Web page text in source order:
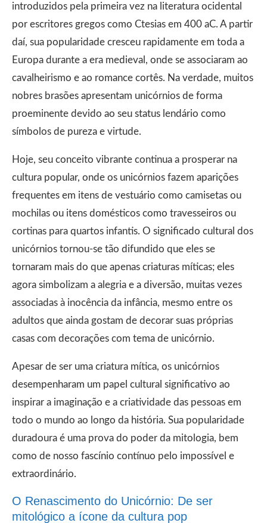
introduzidos pela primeira vez na literatura ocidental
por escritores gregos como Ctesias em 400 aC. A partir
daí, sua popularidade cresceu rapidamente em toda a
Europa durante a era medieval, onde se associaram ao
cavalheirismo e ao romance cortês. Na verdade, muitos
nobres brasões apresentam unicórnios de forma
proeminente devido ao seu status lendário como
símbolos de pureza e virtude.
Hoje, seu conceito vibrante continua a prosperar na
cultura popular, onde os unicórnios fazem aparições
frequentes em itens de vestuário como camisetas ou
mochilas ou itens domésticos como travesseiros ou
cortinas para quartos infantis. O significado cultural dos
unicórnios tornou-se tão difundido que eles se
tornaram mais do que apenas criaturas míticas; eles
agora simbolizam a alegria e a diversão, muitas vezes
associadas à inocência da infância, mesmo entre os
adultos que ainda gostam de decorar suas próprias
casas com decorações com tema de unicórnio.
Apesar de ser uma criatura mítica, os unicórnios
desempenharam um papel cultural significativo ao
inspirar a imaginação e a criatividade das pessoas em
todo o mundo ao longo da história. Sua popularidade
duradoura é uma prova do poder da mitologia, bem
como de nosso fascínio contínuo pelo impossível e
extraordinário.
O Renascimento do Unicórnio: De ser
mitológico a ícone da cultura pop